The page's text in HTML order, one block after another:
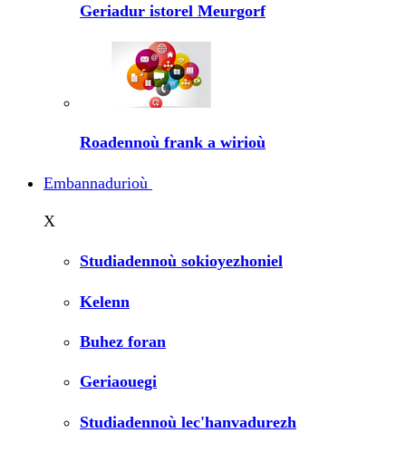
Geriadur istorel Meurgorf
Roadennoù frank a wirioù
Embannadurioù
X
Studiadennoù sokioyezhoniel
Kelenn
Buhez foran
Geriaouegi
Studiadennoù lec'hanvadurezh